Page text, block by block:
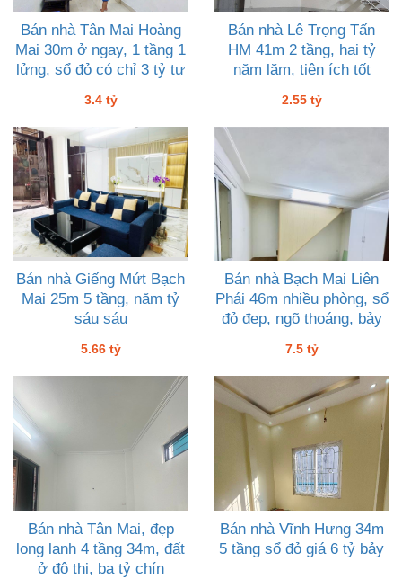
Bán nhà Tân Mai Hoàng
Mai 30m ở ngay, 1 tầng 1
lửng, sổ đỏ có chỉ 3 tỷ tư
3.4 tỷ
Bán nhà Lê Trọng Tấn
HM 41m 2 tầng, hai tỷ
năm lăm, tiện ích tốt
2.55 tỷ
Bán nhà Giếng Mứt Bạch
Mai 25m 5 tầng, năm tỷ
sáu sáu
5.66 tỷ
Bán nhà Bạch Mai Liên
Phái 46m nhiều phòng, sổ
đỏ đẹp, ngõ thoáng, bảy
7.5 tỷ
Bán nhà Tân Mai, đẹp
long lanh 4 tầng 34m, đất
ở đô thị, ba tỷ chín
Bán nhà Vĩnh Hưng 34m
5 tầng sổ đỏ giá 6 tỷ bảy